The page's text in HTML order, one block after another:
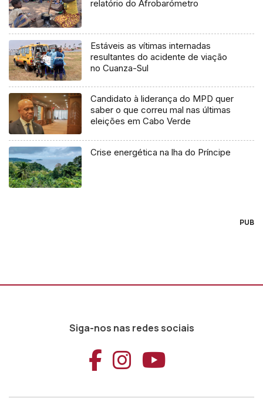
relatório do Afrobarómetro
Estáveis as vítimas internadas
resultantes do acidente de viação
no Cuanza-Sul
Candidato à liderança do MPD quer
saber o que correu mal nas últimas
eleições em Cabo Verde
Crise energética na lha do Príncipe
PUB
Siga-nos nas redes sociais
Aceder ao
Aceder ao
Aceder